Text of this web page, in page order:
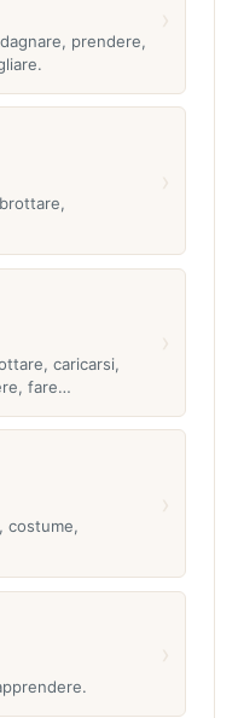
prendere,
caricarsi,
fare…
costume,